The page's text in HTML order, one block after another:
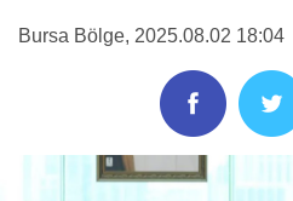
Bursa Bölge, 2025.08.02 18:04